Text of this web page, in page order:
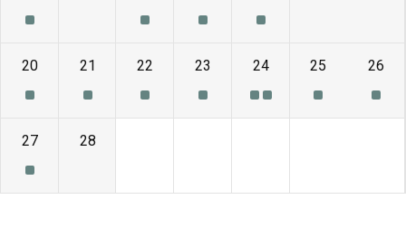
20 21 22 23 24 25 26
27 28